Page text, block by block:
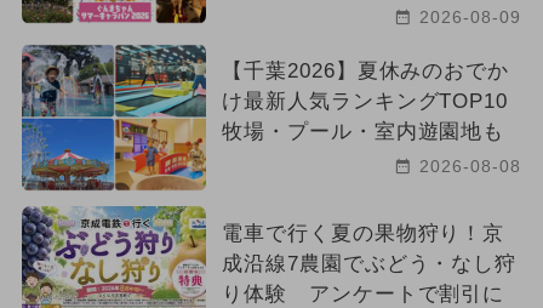
2026-08-09
【千葉2026】夏休みのおでか
け最新人気ランキングTOP10
牧場・プール・室内遊園地も
2026-08-08
電車で行く夏の果物狩り！京
成沿線7農園でぶどう・なし狩
り体験 アンケートで割引に